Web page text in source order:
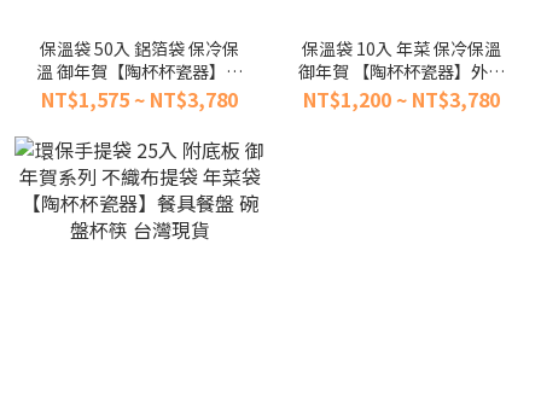
保溫袋 50入 鋁箔袋 保冷保
溫 御年賀【陶杯杯瓷器】外
賣袋年菜袋包裝餐具餐盤 碗
盤杯筷 台灣現貨
NT$1,575 ~ NT$3,780
保溫袋 10入 年菜 保冷保溫
御年賀 【陶杯杯瓷器】外賣
袋 年菜袋 餐具餐盤 碗盤杯筷
NT$1,200 ~ NT$3,780